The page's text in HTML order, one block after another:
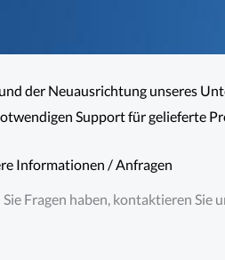
der Neuausrichtung unseres
Support für gelieferte
Informationen / Anfragen
Fragen haben, kontaktieren Sie